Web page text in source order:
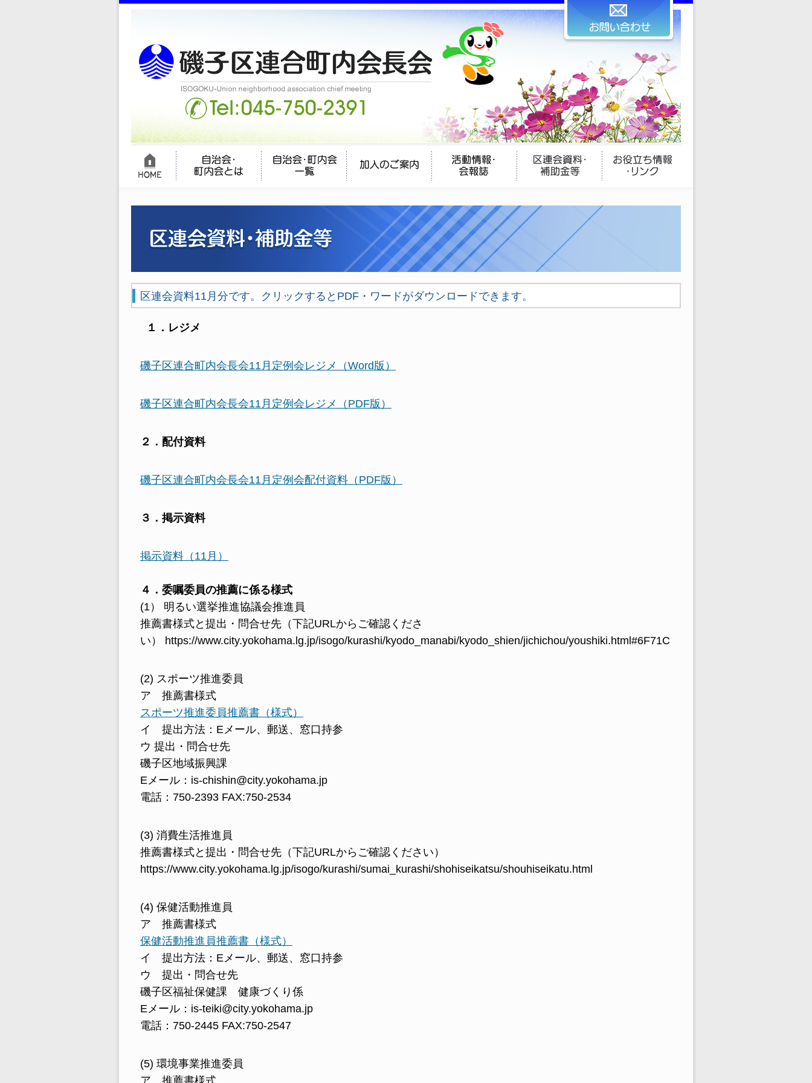
区連会資料11月分です。クリックするとPDF・ワードがダウンロードできます。
１．レジメ
磯子区連合町内会長会11月定例会レジメ（Word版）
磯子区連合町内会長会11月定例会レジメ（PDF版）
２．配付資料
磯子区連合町内会長会11月定例会配付資料（PDF版）
３．掲示資料
掲示資料（11月）
４ ．委嘱委員の推薦に係る様式
(1） 明るい選挙推進協議会推進員
推薦書様式と提出・問合せ先（下記URLからご確認くださ
い） https://www.city.yokohama.lg.jp/isogo/kurashi/kyodo_manabi/kyodo_shien/jichichou/youshiki.html#6F71C
(2) スポーツ推進委員
ア 推薦書様式
スポーツ推進委員推薦書（様式）
イ 提出方法：Eメール、郵送、窓口持参
ウ 提出・問合せ先
磯子区地域振興課
Eメール：is-chishin@city.yokohama.jp
電話：750-2393 FAX:750-2534
(3) 消費生活推進員
推薦書様式と提出・問合せ先（下記URLからご確認ください）
https://www.city.yokohama.lg.jp/isogo/kurashi/sumai_kurashi/shohiseikatsu/shouhiseikatu.html
(4) 保健活動推進員
ア 推薦書様式
保健活動推進員推薦書（様式）
イ 提出方法：Eメール、郵送、窓口持参
ウ 提出・問合せ先
磯子区福祉保健課 健康づくり係
Eメール：is-teiki@city.yokohama.jp
電話：750-2445 FAX:750-2547
(5) 環境事業推進委員
ア 推薦書様式